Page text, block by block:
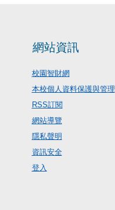
網站資訊
校園智財網
本校個人資料保護與管理
RSS訂閱
網站導覽
隱私聲明
資訊安全
登入